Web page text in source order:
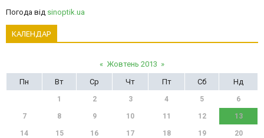
Погода від sinoptik.ua
КАЛЕНДАР
« Жовтень 2013 »
Пн
Вт Ср Чт Пт Сб Нд
1 2 3 4 5 6
7 8 9 10 11 12 13
14 15 16 17 18 19 20